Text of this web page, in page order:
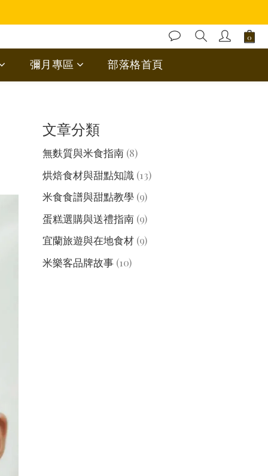
彌月專區 部落格首頁
文章分類
無麩質與米食指南 (8)
烘焙食材與甜點知識 (13)
米食食譜與甜點教學 (9)
蛋糕選購與送禮指南 (9)
宜蘭旅遊與在地食材 (9)
米樂客品牌故事 (10)